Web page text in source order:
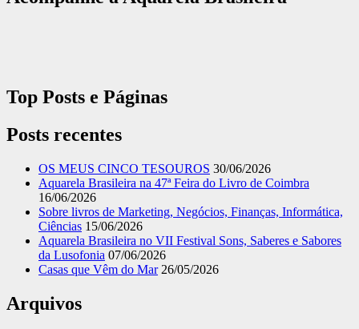
Top Posts e Páginas
Posts recentes
OS MEUS CINCO TESOUROS 30/06/2026
Aquarela Brasileira na 47ª Feira do Livro de Coimbra
16/06/2026
Sobre livros de Marketing, Negócios, Finanças, Informática,
Ciências 15/06/2026
Aquarela Brasileira no VII Festival Sons, Saberes e Sabores
da Lusofonia 07/06/2026
Casas que Vêm do Mar 26/05/2026
Arquivos